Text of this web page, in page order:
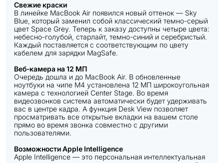
Свежие краски
В линейке MacBook Air появился новый оттенок — Sky
Blue, который заменил собой классический темно-серый
цвет Space Grey. Теперь к заказу доступны четыре цвета:
небесно-голубой, старлайт, темно-синий и серебристый.
Каждый поставляется с соответствующим по цвету
кабелем для зарядки MagSafe.
Веб-камера на 12 МП
Очередь дошла и до MacBook Air. В обновленные
ноутбуки на чипе М4 установлена 12 МП широкоугольная
камера с технологией Center Stage. Во время
видеозвонков система автоматически будет удерживать
вас в центре кадра. А функция Desk View позволяет
просматривать все открытые вкладки на вашем столе
прямо во время звонка совместно с другими
пользователями.
Возможности Apple Intelligence
Apple Intelligence — это персональная интеллектуальная